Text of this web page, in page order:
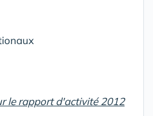
le rapport d'activité 2012